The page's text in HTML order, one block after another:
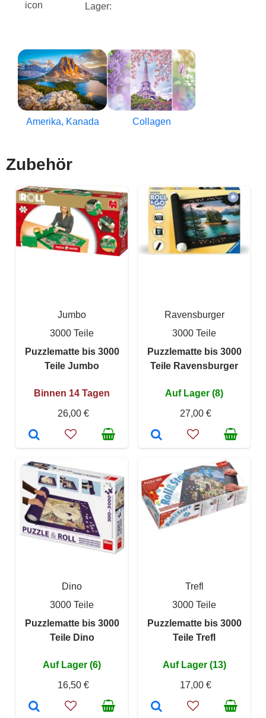
Lager:
Amerika, Kanada Collagen
Zubehör
Jumbo
3000 Teile
Puzzlematte bis 3000
Teile Jumbo
Binnen 14 Tagen
26,00 €
Ravensburger
3000 Teile
Puzzlematte bis 3000
Teile Ravensburger
Auf Lager (8)
27,00 €
Dino
3000 Teile
Puzzlematte bis 3000
Teile Dino
Auf Lager (6)
16,50 €
Trefl
3000 Teile
Puzzlematte bis 3000
Teile Trefl
Auf Lager (13)
17,00 €